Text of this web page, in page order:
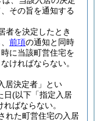
その旨を通知する
者を決定したとき
前項の通知と同時
に当該町営住宅を
ければならない。
居決定者」とい
日(以下「指定入居
ばならない。
れた町営住宅の入居